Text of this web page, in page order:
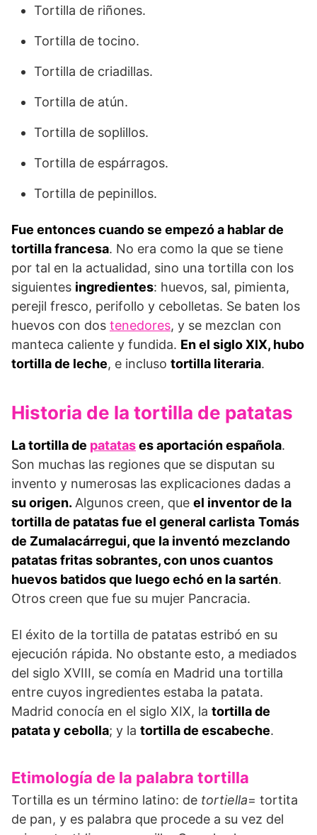
Tortilla de riñones.
Tortilla de tocino.
Tortilla de criadillas.
Tortilla de atún.
Tortilla de soplillos.
Tortilla de espárragos.
Tortilla de pepinillos.
Fue entonces cuando se empezó a hablar de
tortilla francesa. No era como la que se tiene
por tal en la actualidad, sino una tortilla con los
siguientes ingredientes: huevos, sal, pimienta,
perejil fresco, perifollo y cebolletas. Se baten los
huevos con dos tenedores, y se mezclan con
manteca caliente y fundida. En el siglo XIX, hubo
tortilla de leche, e incluso tortilla literaria.
Historia de la tortilla de patatas
La tortilla de patatases aportación española.
Son muchas las regiones que se disputan su
invento y numerosas las explicaciones dadas a
su origen. Algunos creen, que el inventor de la
tortilla de patatas fue el general carlista Tomás
de Zumalacárregui, que la inventó mezclando
patatas fritas sobrantes, con unos cuantos
huevos batidos que luego echó en la sartén.
Otros creen que fue su mujer Pancracia.
El éxito de la tortilla de patatas estribó en su
ejecución rápida. No obstante esto, a mediados
del siglo XVIII, se comía en Madrid una tortilla
entre cuyos ingredientes estaba la patata.
Madrid conocía en el siglo XIX, la tortilla de
patata y cebolla; y la tortilla de escabeche.
Etimología de la palabra tortilla
Tortilla es un término latino: de tortiella= tortita
de pan, y es palabra que procede a su vez del